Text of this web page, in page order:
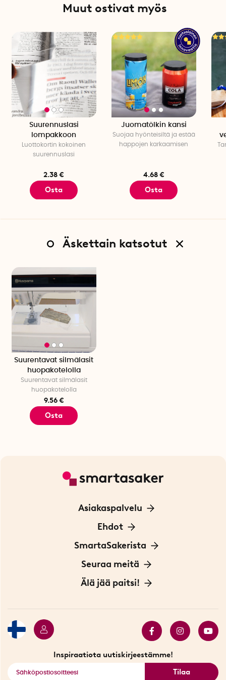
Muut ostivat myös
Suurennuslasi
lompakkoon
Luottokortin kokoinen
suurennuslasi
2.38 €
Osta
Juomatölkin kansi
Suojaa hyönteisiltä ja estää
happojen karkaamisen
4.68 €
Osta
Äskettain katsotut
Suurentavat silmälasit
huopakotelolla
Suurentavat silmälasit
huopakotelolla
9.56 €
Osta
Asiakaspalvelu
Ota yhteyttä
Ehdot
Tietoa evästeistä
Yksityisyydensuoja
Sopimusehdot
SmartaSakerista
Meistä
Myymälä Tukholmassa
Seuraa meitä
Innovaattoriblogi
Älä jää paitsi!
Inspiraatiota uutiskirjeestämme!
Tilaa